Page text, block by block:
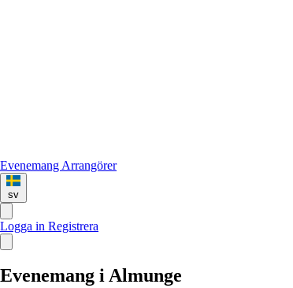
Evenemang Arrangörer
sv
Logga in Registrera
Evenemang i Almunge